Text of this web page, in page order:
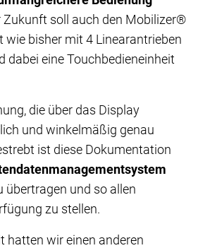
Zukunft soll auch den Mobilizer®
bisher mit 4 Linearantrieben
dabei eine Touchbedieneinheit
die über das Display
und winkelmäßig genau
ist diese Dokumentation
übertragen und so allen
zu stellen.
hatten wir einen anderen